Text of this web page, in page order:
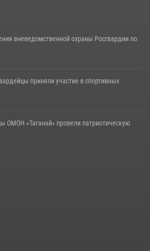
вневедомственной охраны Росгвардии по
приняли участие в спортивных
ОМОН «Таганай» провели патриотическую